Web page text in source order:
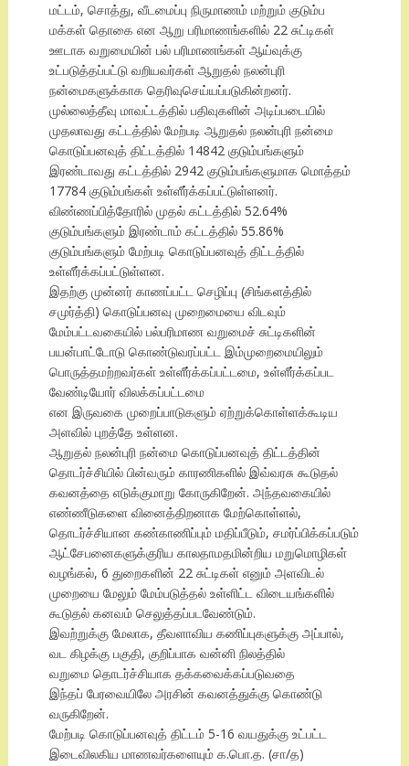
மட்டம், சொத்து, வீடமைப்பு நிருமாணம் மற்றும் குடும்ப
மக்கள் தொகை என ஆறு பரிமாணங்களில் 22 சுட்டிகள்
ஊடாக வறுமையின் பல் பரிமாணங்கள் ஆய்வுக்கு
உட்படுத்தப்பட்டு வறியவர்கள் ஆறுதல் நலன்புரி
நன்மைகளுக்காக தெரிவுசெய்யப்படுகின்றனர்.
முல்லைத்தீவு மாவட்டத்தில் பதிவுகளின் அடிப்படையில்
முதலாவது கட்டத்தில் மேற்படி ஆறுதல் நலன்புரி நன்மை
கொடுப்பனவுத் திட்டத்தில் 14842 குடும்பங்களும்
இரண்டாவது கட்டத்தில் 2942 குடும்பங்களுமாக மொத்தம்
17784 குடும்பங்கள் உள்ளீர்க்கப்பட்டுள்ளனர்.
விண்ணப்பித்தோரில் முதல் கட்டத்தில் 52.64%
குடும்பங்களும் இரண்டாம் கட்டத்தில் 55.86%
குடும்பங்களும் மேற்படி கொடுப்பனவுத் திட்டத்தில்
உள்ளீர்க்கப்பட்டுள்ளன.
இதற்கு முன்னர் காணப்பட்ட செழிப்பு (சிங்களத்தில்
சமுர்த்தி) கொடுப்பனவு முறைமையை விடவும்
மேம்பட்டவகையில் பல்பரிமாண வறுமைச் சுட்டிகளின்
பயன்பாட்டோடு கொண்டுவரப்பட்ட இம்முறைமையிலும்
பொருத்தமற்றவர்கள் உள்ளீர்க்கப்பட்டமை, உள்ளீர்க்கப்பட
வேண்டியோர் விலக்கப்பட்டமை
என இருவகை முறைப்பாடுகளும் ஏற்றுக்கொள்ளக்கூடிய
அளவில் புறத்தே உள்ளன.
ஆறுதல் நலன்புரி நன்மை கொடுப்பனவுத் திட்டத்தின்
தொடர்ச்சியில் பின்வரும் காரணிகளில் இவ்வரசு கூடுதல்
கவனத்தை எடுக்குமாறு கோருகிறேன். அந்தவகையில்
எண்ணீடுகளை வினைத்திறனாக மேற்கொள்ளல்,
தொடர்ச்சியான கண்காணிப்பும் மதிப்பீடும், சமர்ப்பிக்கப்படும்
ஆட்சேபனைகளுக்குரிய காலதாமதமின்றிய மறுமொழிகள்
வழங்கல், 6 துறைகளின் 22 சுட்டிகள் எனும் அளவிடல்
முறையை மேலும் மேம்படுத்தல் உள்ளிட்ட விடையங்களில்
கூடுதல் கனவம் செலுத்தப்படவேண்டும்.
இவற்றுக்கு மேலாக, தீவளாவிய கணிப்புகளுக்கு அப்பால்,
வட கிழக்கு பகுதி, குறிப்பாக வன்னி நிலத்தில்
வறுமை தொடர்ச்சியாக தக்கவைக்கப்படுவதை
இந்தப் பேரவையிலே அரசின் கவனத்துக்கு கொண்டு
வருகிறேன்.
மேற்படி கொடுப்பனவுத் திட்டம் 5-16 வயதுக்கு உட்பட்ட
இடைவிலகிய மாணவர்களையும் க.பொ.த. (சா/த)